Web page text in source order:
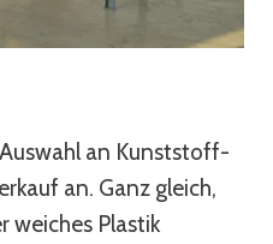
an Kunststoff-
an. Ganz gleich,
weiches Plastik